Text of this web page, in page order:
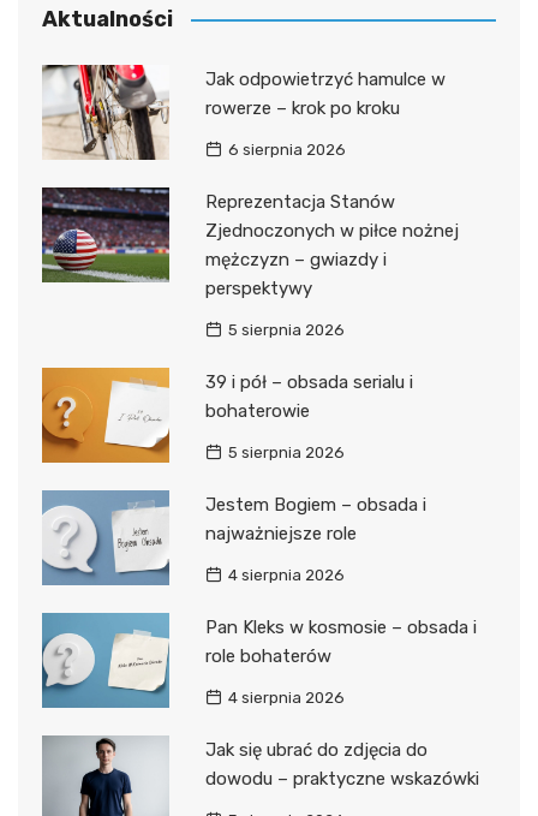
Aktualności
Jak odpowietrzyć hamulce w
rowerze – krok po kroku
6 sierpnia 2026
Reprezentacja Stanów
Zjednoczonych w piłce nożnej
mężczyzn – gwiazdy i
perspektywy
5 sierpnia 2026
39 i pół – obsada serialu i
bohaterowie
5 sierpnia 2026
Jestem Bogiem – obsada i
najważniejsze role
4 sierpnia 2026
Pan Kleks w kosmosie – obsada i
role bohaterów
4 sierpnia 2026
Jak się ubrać do zdjęcia do
dowodu – praktyczne wskazówki